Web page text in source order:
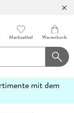
Merkzettel Warenkorb
mit dem